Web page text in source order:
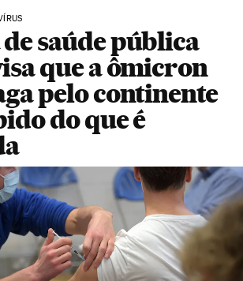
saúde pública
que a ômicron
pelo continente
do que é